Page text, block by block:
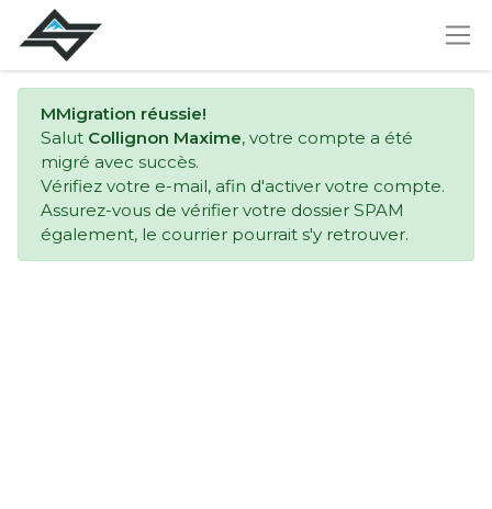
MMigration réussie!
Salut Collignon Maxime, votre compte a été
migré avec succès.
Vérifiez votre e-mail, afin d'activer votre compte.
Assurez-vous de vérifier votre dossier SPAM
également, le courrier pourrait s'y retrouver.